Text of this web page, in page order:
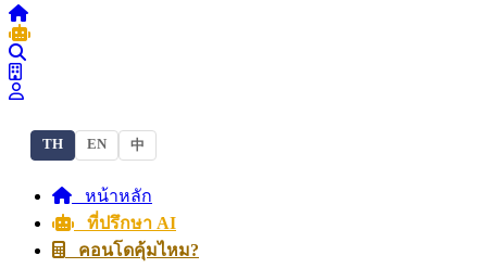
TH EN 中
หน้าหลัก
ที่ปรึกษา AI
คอนโดคุ้มไหม?